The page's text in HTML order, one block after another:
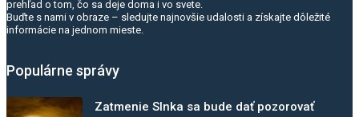
prehľad o tom, čo sa deje doma i vo svete.
Buďte s nami v obraze – sledujte najnovšie udalosti a získajte dôležité
informácie na jednom mieste.
Populárne správy
Zatmenie Slnka sa bude dať pozorovať